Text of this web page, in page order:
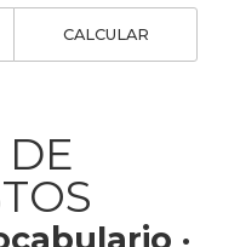
CALCULAR
DE